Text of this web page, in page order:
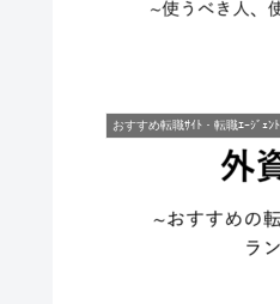
おすすめ転職ｻｲﾄ・転職ｴｰｼﾞｪﾝﾄ